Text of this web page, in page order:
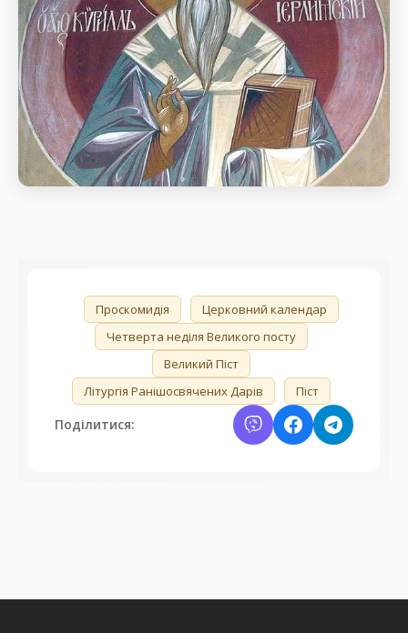
(386)
Проскомидія
Церковний календар
Четверта неділя Великого посту
Великий Піст
Літургія Ранішосвячених Дарів
Піст
Поділитися: